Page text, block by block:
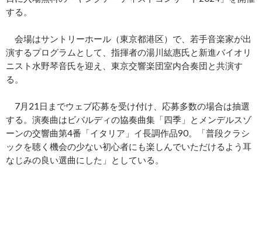
する。
会場はサントリーホール（東京都港区）で、若手音楽家が出
演するプログラムとして、指揮者の湯川紘惠氏と新進バイオリ
ニスト水野琴音氏を迎え、東京交響楽団室内合奏団と共演す
る。
7月21日までウェブ応募を受け付け、応募多数の場合は抽選
する。演奏曲はビバルディの協奏曲集「四季」とメンデルスゾ
ーンの交響曲第4番「イタリア」イ長調作品90。「普段クラシ
ックを聴く機会の少ない初心者にも楽しんでいただけるよう耳
なじみの良い選曲にした」としている。